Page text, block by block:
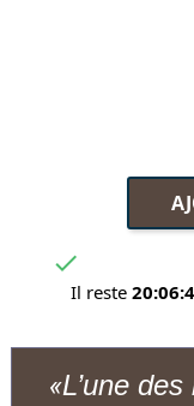

Il reste
L’une